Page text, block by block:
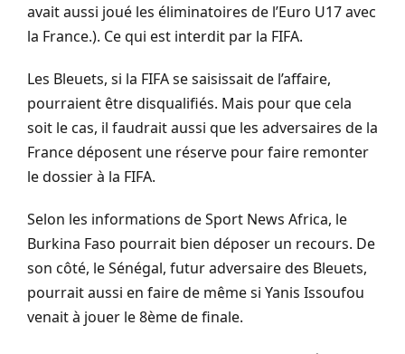
avait aussi joué les éliminatoires de l’Euro U17avec
la France.). Ce qui est interdit par la FIFA.
Les Bleuets, si la FIFA se saisissait de l’affaire,
pourraient être disqualifiés. Mais pour que cela
soit le cas, il faudrait aussi que les adversaires de la
France déposent une réserve pour faire remonter
le dossier à la FIFA.
Selon les informations de Sport News Africa, le
Burkina Faso pourrait bien déposer un recours. De
son côté, le Sénégal, futur adversaire des Bleuets,
pourrait aussi en faire de même si Yanis Issoufou
venait à jouer le 8ème de finale.